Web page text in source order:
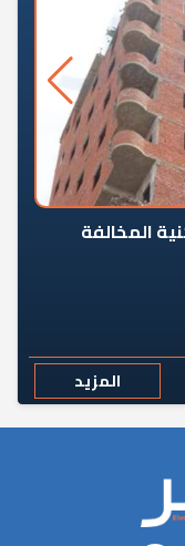
المخالفة
المزيد